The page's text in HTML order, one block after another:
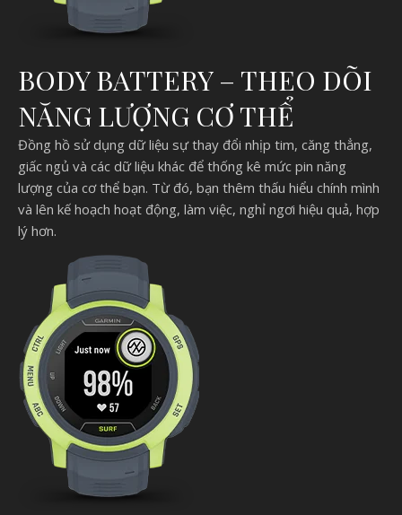
BODY BATTERY – THEO DÕI
NĂNG LƯỢNG CƠ THỂ
Đồng hồ sử dụng dữ liệu sự thay đổi nhịp tim, căng thẳng,
giấc ngủ và các dữ liệu khác để thống kê mức pin năng
lượng của cơ thể bạn. Từ đó, bạn thêm thấu hiểu chính mình
và lên kế hoạch hoạt động, làm việc, nghỉ ngơi hiệu quả, hợp
lý hơn.